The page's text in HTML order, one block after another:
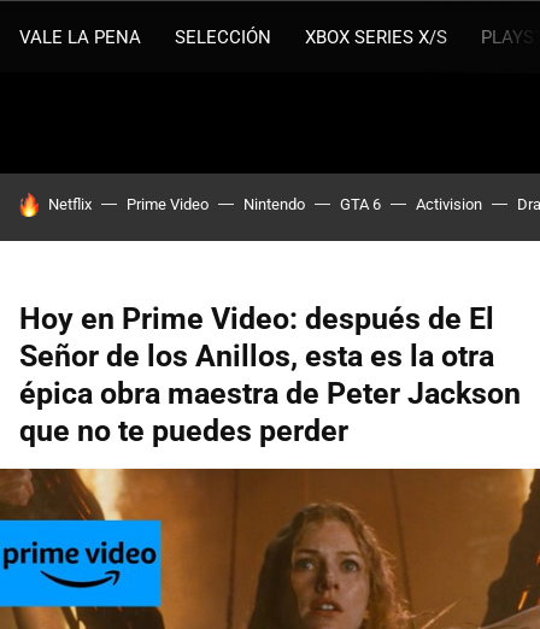
VALE LA PENA SELECCIÓN XBOX SERIES X/S
HOY SE HABLA DE
Netflix Prime Video Nintendo GTA 6 Activision
Hoy en Prime Video: después de El
Señor de los Anillos, esta es la otra
épica obra maestra de Peter Jackson
que no te puedes perder